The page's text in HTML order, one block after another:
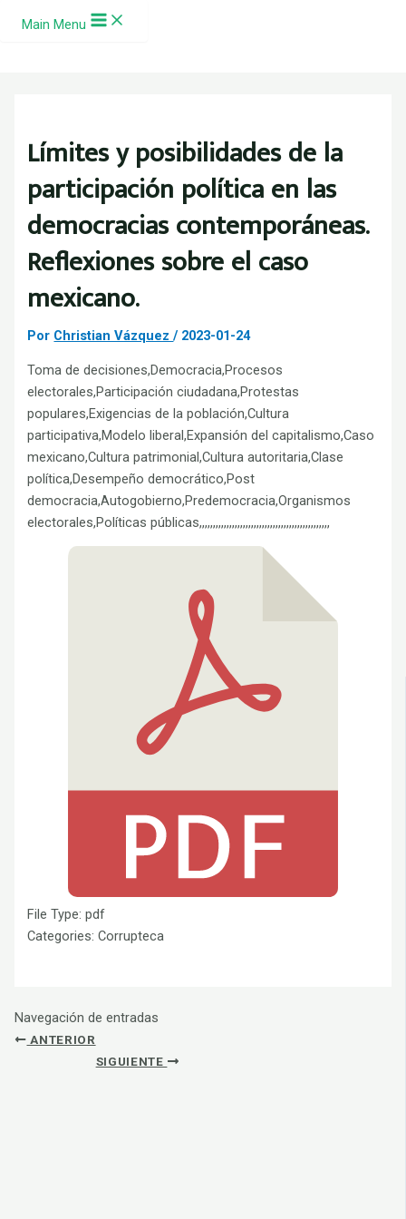
Ir al contenido
Main Menu
Límites y posibilidades de la
participación política en las
democracias contemporáneas.
Reflexiones sobre el caso
mexicano.
Por Christian Vázquez/ 2023-01-24
Toma de decisiones,Democracia,Procesos
electorales,Participación ciudadana,Protestas
populares,Exigencias de la población,Cultura
participativa,Modelo liberal,Expansión del capitalismo,Caso
mexicano,Cultura patrimonial,Cultura autoritaria,Clase
política,Desempeño democrático,Post
democracia,Autogobierno,Predemocracia,Organismos
electorales,Políticas públicas,,,,,,,,,,,,,,,,,,,,,,,,,,,,,,,,,,,,,,,,,,,,,,,,
File Type:pdf
Categories:Corrupteca
Navegación de entradas
ANTERIOR
SIGUIENTE